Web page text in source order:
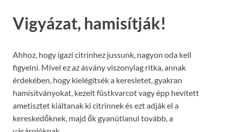
Vigyázat, hamisítják!
Ahhoz, hogy igazi citrinhez jussunk, nagyon oda kell
figyelni. Mivel ez az ásvány viszonylag ritka, annak
érdekében, hogy kielégítsék a keresletet, gyakran
hamisítványokat, kezelt füstkvarcot vagy épp hevített
ametisztet kiáltanak ki citrinnek és ezt adják el a
kereskedőknek, majd ők gyanútlanul tovább, a